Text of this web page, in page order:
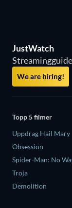
JustWatch
We are hiring!
Topp 5 filmer
Uppdrag Hail Mary
Obsession
Spider-Man: No
Troja
Demolition